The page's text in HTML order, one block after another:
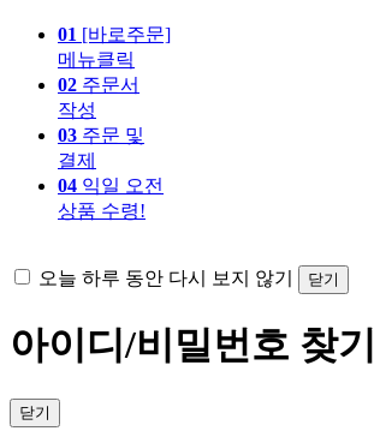
01 [바로주문]
메뉴클릭
02 주문서
작성
03 주문 및
결제
04 익일 오전
상품 수령!
오늘 하루 동안 다시 보지 않기 닫기
아이디/비밀번호 찾기
닫기